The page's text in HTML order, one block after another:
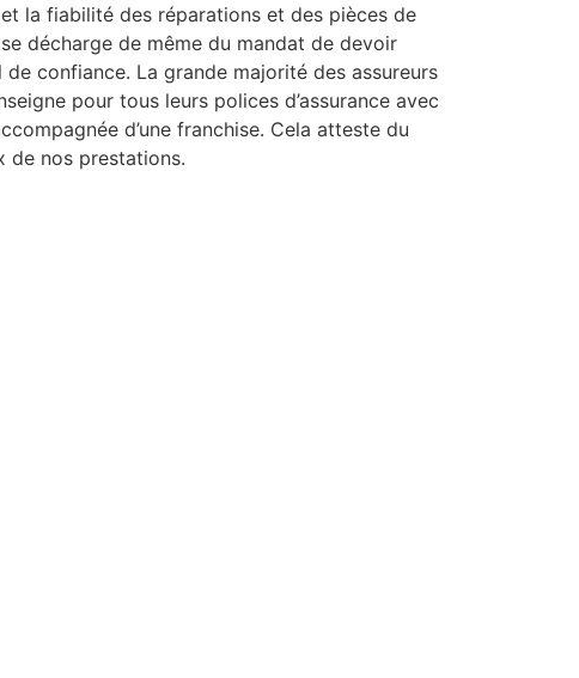
la fiabilité des réparations et des pièces de
décharge de même du mandat de devoir
confiance. La grande majorité des assureurs
pour tous leurs polices d’assurance avec
d’une franchise. Cela atteste du
nos prestations.